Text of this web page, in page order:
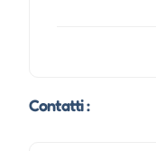
Contatti :